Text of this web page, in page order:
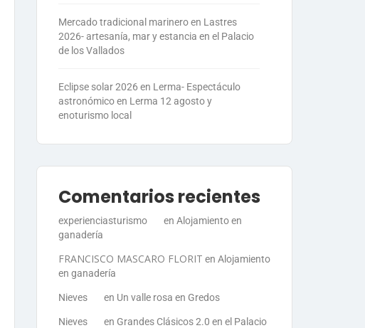
Mercado tradicional marinero en Lastres
2026- artesanía, mar y estancia en el Palacio
de los Vallados
Eclipse solar 2026 en Lerma- Espectáculo
astronómico en Lerma 12 agosto y
enoturismo local
Comentarios recientes
experienciasturismo en Alojamiento en
ganadería
FRANCISCO MASCARO FLORIT en Alojamiento
en ganadería
Nieves en Un valle rosa en Gredos
Nieves en Grandes Clásicos 2.0 en el Palacio